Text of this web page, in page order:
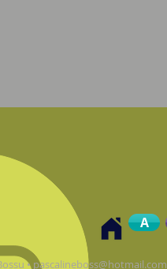
A
•pascalineboss@hotmail.com